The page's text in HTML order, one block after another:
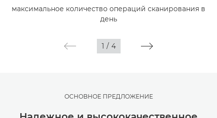
максимальное количество операций сканирования в
день
1 / 4
ОСНОВНОЕ ПРЕДЛОЖЕНИЕ